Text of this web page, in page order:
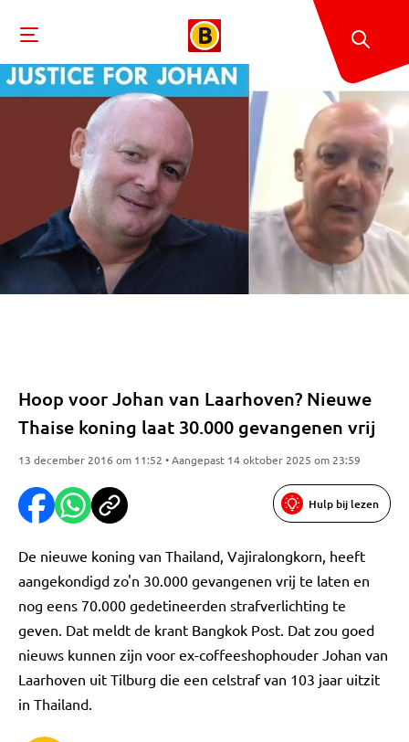
Hoop voor Johan van Laarhoven? Nieuwe
Thaise koning laat 30.000 gevangenen vrij
13 december 2016 om 11:52 • Aangepast 14 oktober 2025 om 23:59
Hulp bij lezen
De nieuwe koning van Thailand, Vajiralongkorn, heeft
aangekondigd zo'n 30.000 gevangenen vrij te laten en
nog eens 70.000 gedetineerden strafverlichting te
geven. Dat meldt de krant Bangkok Post. Dat zou goed
nieuws kunnen zijn voor ex-coffeeshophouder Johan van
Laarhoven uit Tilburg die een celstraf van 103 jaar uitzit
in Thailand.